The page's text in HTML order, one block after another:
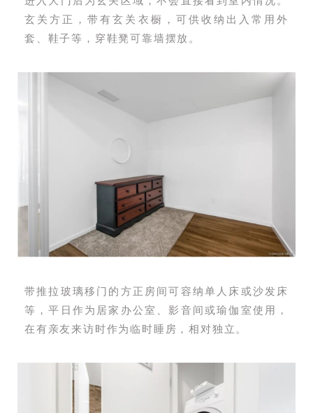
玄关方正，带有玄关衣橱，可供收纳出入常用外
套、鞋子等，穿鞋凳可靠墙摆放。
带推拉玻璃移门的方正房间可容纳单人床或沙发床
等，平日作为居家办公室、影音间或瑜伽室使用，
在有亲友来访时作为临时睡房，相对独立。